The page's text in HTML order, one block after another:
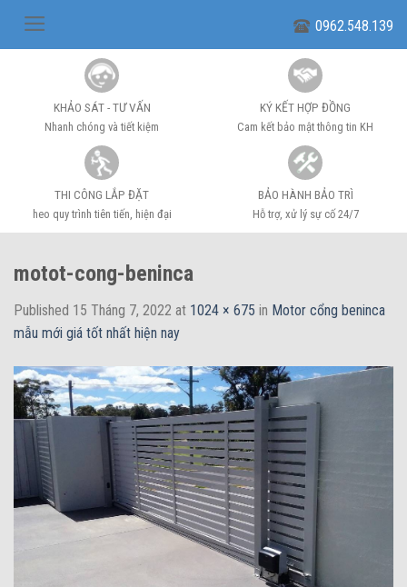
0962.548.139
KHẢO SÁT - TƯ VẤN
Nhanh chóng và tiết kiệm
KÝ KẾT HỢP ĐỒNG
Cam kết bảo mật thông tin KH
THI CÔNG LẮP ĐẶT
heo quy trình tiên tiến, hiện đại
BẢO HÀNH BẢO TRÌ
Hỗ trợ, xử lý sự cố 24/7
motot-cong-beninca
Published 15 Tháng 7, 2022 at 1024 × 675 in Motor cổng beninca
mẫu mới giá tốt nhất hiện nay